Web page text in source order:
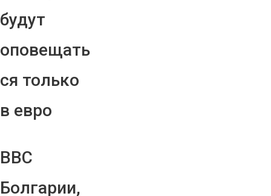
будут
оповещать
ся только
в евро
ВВС
Болгарии,